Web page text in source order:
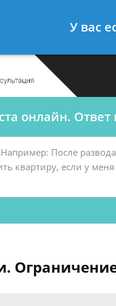
- Автоюрист, консультант
онлайн.
У вас